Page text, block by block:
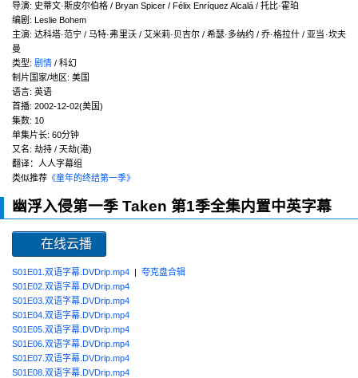
导演: 史蒂文·斯皮尔伯格 / Bryan Spicer / Félix Enríquez Alcalá / 托比·霍珀
编剧 : Leslie Bohem
主演:达科塔·范宁 / 马特·弗里沃 / 艾米莉·贝吉尔 / 希瑟·多纳约 / 乔·格拉什 / 亚当·坎夫
曼
类型: 剧情 / 科幻
制片国家/地区: 美国
语言: 英语
首播: 2002-12-02(美国)
集数: 10
单集片长: 60分钟
又名: 劫持 / 天劫(港)
翻译：人人字幕组
类似推荐 《童年的终结第一季》
幽浮入侵第一季 Taken 第1季全集内置中英字幕
在线云播
S01E01.双语字幕.DVDrip.mp4 | 夸克盘合辑
S01E02.双语字幕.DVDrip.mp4
S01E03.双语字幕.DVDrip.mp4
S01E04.双语字幕.DVDrip.mp4
S01E05.双语字幕.DVDrip.mp4
S01E06.双语字幕.DVDrip.mp4
S01E07.双语字幕.DVDrip.mp4
S01E08.双语字幕.DVDrip.mp4